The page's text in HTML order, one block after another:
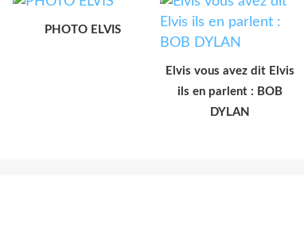
PHOTO ELVIS
Elvis vous avez dit Elvis
ils en parlent : BOB
DYLAN